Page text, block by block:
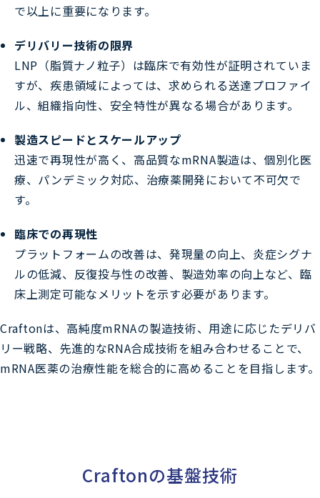
で以上に重要になります。
デリバリー技術の限界
LNP（脂質ナノ粒子）は臨床で有効性が証明されていま
すが、疾患領域によっては、求められる送達プロファイ
ル、組織指向性、安全特性が異なる場合があります。
製造スピードとスケールアップ
迅速で再現性が高く、高品質なmRNA製造は、個別化医
療、パンデミック対応、治療薬開発において不可欠で
す。
臨床での再現性
プラットフォームの改善は、発現量の向上、炎症シグナ
ルの低減、反復投与性の改善、製造効率の向上など、臨
床上測定可能なメリットを示す必要があります。
Craftonは、高純度mRNAの製造技術、用途に応じたデリバ
リー戦略、先進的なRNA合成技術を組み合わせることで、
mRNA医薬の治療性能を総合的に高めることを目指します。
Craftonの基盤技術